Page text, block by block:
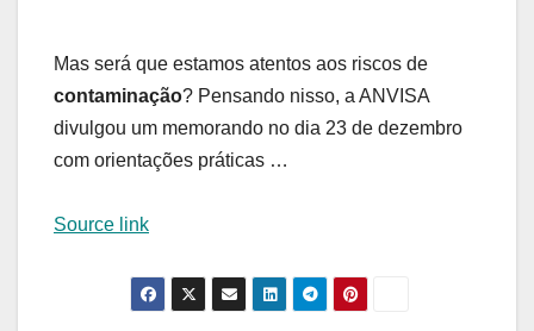
Mas será que estamos atentos aos riscos de
contaminação? Pensando nisso, a ANVISA
divulgou um memorando no dia 23 de dezembro
com orientações práticas …
Source link